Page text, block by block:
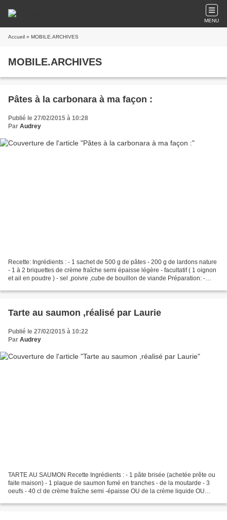
MENU
Accueil » MOBILE.ARCHIVES
MOBILE.ARCHIVES
Pâtes à la carbonara à ma façon :
Publié le 27/02/2015 à 10:28
Par Audrey
Recette: Ingrédients : - 1 sachet de 500 g de pâtes - 200 g de lardons nature
- 1 à 2 briquettes de crème fraîche semi épaisse légère - facultatif ( 1 oignon
et ail en poudre ) - sel ,poivre ,cube de bouillon de viande Préparation: -
Tarte au saumon ,réalisé par Laurie
Publié le 27/02/2015 à 10:22
Par Audrey
TARTE AU SAUMON Recette Ingrédients : - 1 pâte brisée (achetée prête ou
faite maison) - 1 plaque de saumon fumé en tranches - de la moutarde - 3
oeufs - 40 cl de crème fraîche semi -épaisse OU de la crème liquide OU